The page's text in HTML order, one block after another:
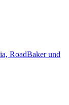
RoadBaker und